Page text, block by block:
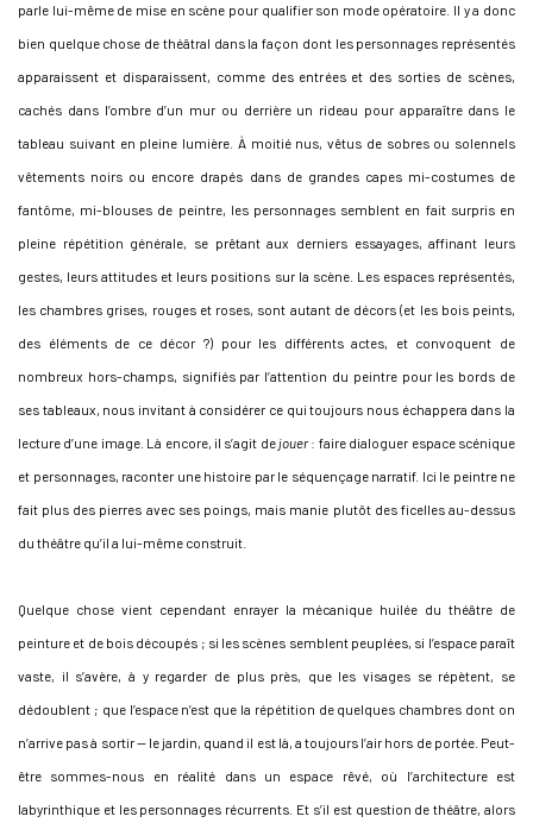
parle lui-même de mise en scène pour qualifier son mode opératoire. Il y a donc
bien quelque chose de théâtral dans la façon dont les personnages représentés
apparaissent et disparaissent, comme des entrées et des sorties de scènes,
cachés dans l’ombre d’un mur ou derrière un rideau pour apparaître dans le
tableau suivant en pleine lumière. À moitié nus, vêtus de sobres ou solennels
vêtements noirs ou encore drapés dans de grandes capes mi-costumes de
fantôme, mi-blouses de peintre, les personnages semblent en fait surpris en
pleine répétition générale, se prêtant aux derniers essayages, affinant leurs
gestes, leurs attitudes et leurs positions sur la scène. Les espaces représentés,
les chambres grises, rouges et roses, sont autant de décors (et les bois peints,
des éléments de ce décor ?) pour les différents actes, et convoquent de
nombreux hors-champs, signifiés par l’attention du peintre pour les bords de
ses tableaux, nous invitant à considérer ce qui toujours nous échappera dans la
lecture d’une image. Là encore, il s’agit dejouer: faire dialoguer espace scénique
et personnages, raconter une histoire par le séquençage narratif. Ici le peintre ne
fait plus des pierres avec ses poings, mais manie plutôt des ficelles au-dessus
du théâtre qu’il a lui-même construit.
Quelque chose vient cependant enrayer la mécanique huilée du théâtre de
peinture et de bois découpés ; si les scènes semblent peuplées, si l’espace paraît
vaste, il s’avère, à y regarder de plus près, que les visages se répètent, se
dédoublent ; que l’espace n’est que la répétition de quelques chambres dont on
n’arrive pas à sortir — le jardin, quand il est là, a toujours l’air hors de portée. Peut-
être sommes-nous en réalité dans un espace rêvé, où l’architecture est
labyrinthique et les personnages récurrents. Et s’il est question de théâtre, alors